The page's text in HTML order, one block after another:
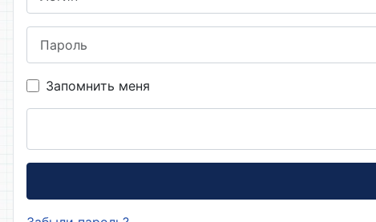
Запомнить меня